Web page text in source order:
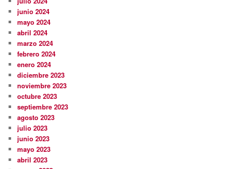
junio 2024
mayo 2024
abril 2024
marzo 2024
febrero 2024
enero 2024
diciembre 2023
noviembre 2023
octubre 2023
septiembre 2023
agosto 2023
julio 2023
junio 2023
mayo 2023
abril 2023